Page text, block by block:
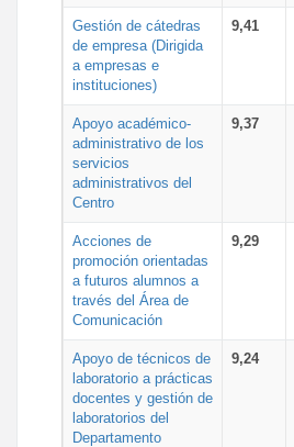
Gestión de cátedras
de empresa (Dirigida
a empresas e
instituciones)
9,41
Apoyo académico-
administrativo de los
servicios
administrativos del
Centro
9,37
Acciones de
promoción orientadas
a futuros alumnos a
través del Área de
Comunicación
9,29
Apoyo de técnicos de
laboratorio a prácticas
docentes y gestión de
laboratorios del
Departamento
9,24